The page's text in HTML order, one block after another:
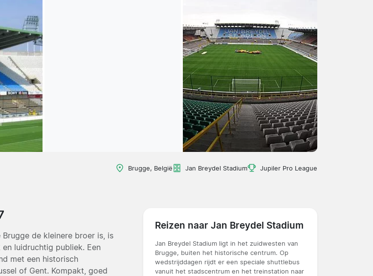
Brugge, België Jan Breydel Stadium Jupiler Pro League
de kleinere broer is, is
luidruchtig publiek. Een
met een historisch
of Gent. Kompakt, goed
Reizen naar Jan Breydel Stadium
Jan Breydel Stadium ligt in het zuidwesten van
Brugge, buiten het historische centrum. Op
wedstrijddagen rijdt er een speciale shuttlebus
vanuit het stadscentrum en het treinstation naar